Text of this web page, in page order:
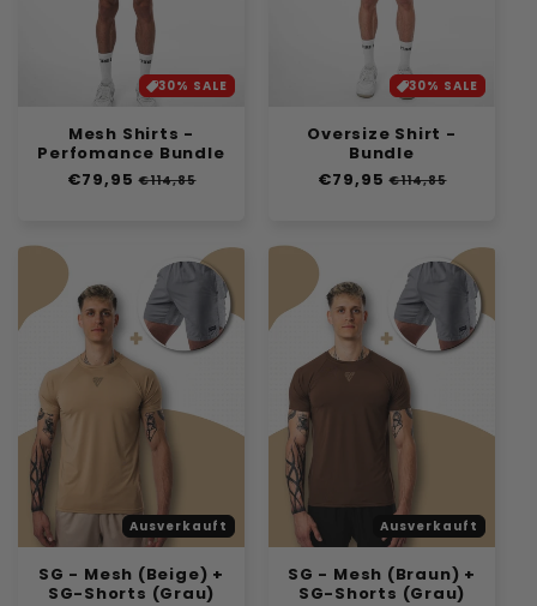
30% SALE
Mesh Shirts -
Perfomance Bundle
Normaler
€79,95 Verkaufspreis
€114,85
30% SALE
Oversize Shirt -
Bundle
Normaler
€79,95 Verkaufspreis
€114,85
Ausverkauft
SG - Mesh (Beige) +
SG-Shorts (Grau)
Ausverkauft
SG - Mesh (Braun) +
SG-Shorts (Grau)